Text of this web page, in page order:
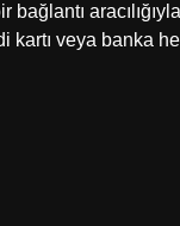
bağlantı
veya banka